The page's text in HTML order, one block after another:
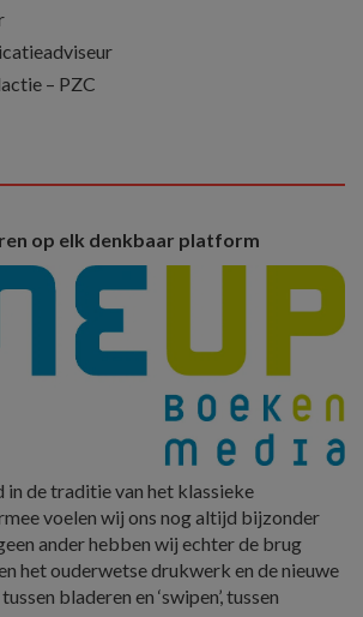
– PZC
op elk denkbaar platform
de traditie van het klassieke
voelen wij ons nog altijd bijzonder
ander hebben wij echter de brug
het ouderwetse drukwerk en de nieuwe
bladeren en ‘swipen’, tussen